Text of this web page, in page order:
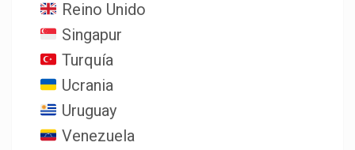
Reino Unido
Singapur
Turquía
Ucrania
Uruguay
Venezuela